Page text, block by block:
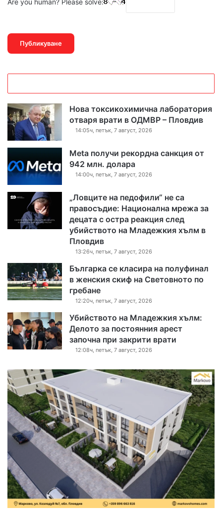
Are you human? Please solve:
Нова токсикохимична лаборатория
отваря врати в ОДМВР – Пловдив
14:05ч, петък, 7 август, 2026
Meta получи рекордна санкция от
942 млн. долара
14:00ч, петък, 7 август, 2026
„Ловците на педофили“ не са
правосъдие: Национална мрежа за
децата с остра реакция след
убийството на Младежкия хълм в
Пловдив
13:26ч, петък, 7 август, 2026
Българка се класира на полуфинал
в женския скиф на Световното по
гребане
12:20ч, петък, 7 август, 2026
Убийството на Младежкия хълм:
Делото за постоянния арест
започна при закрити врати
12:08ч, петък, 7 август, 2026